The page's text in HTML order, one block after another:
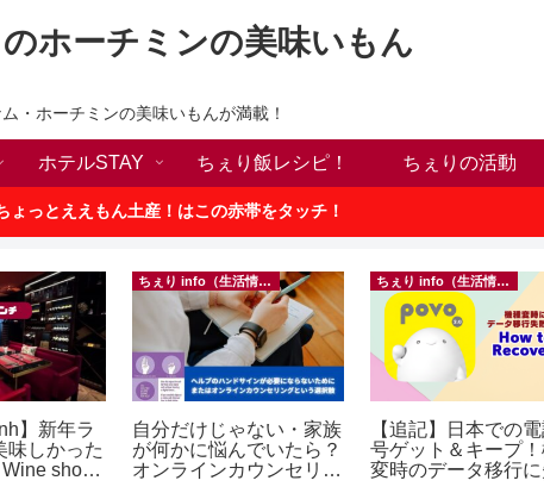
ホーチミンの美味いもん
・ホーチミンの美味いもんが満載！
ホテルSTAY ちぇり飯レシピ！ ちぇりの活動
ょっとええもん土産！はこの赤帯をタッチ！
】新年ラ
味しかった
shop
ちぇり info（生活情報）
自分だけじゃない・家族
が何かに悩んでいたら？
オンラインカウンセリン
ちぇり info（生活情報）
【追記】日本での
号ゲット＆キープ
変時のデータ移行に